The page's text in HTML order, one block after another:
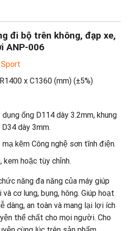
đi bộ trên không, đạp xe,
ANP-006
Sport
x C1360 (mm) (±5%)
ống D114 dày 3.2mm, khung
dày 3mm.
kẽm Công nghệ sơn tĩnh điện.
kem hoặc tùy chỉnh.
năng đa năng của máy giúp
cơ lung, bụng, hông. Giúp hoạt
dàng, an toàn và mang lại lợi ích
thể chất cho mọi người. Cho